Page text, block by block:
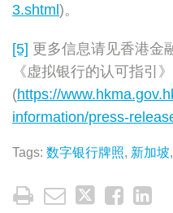
3.shtml)。
[5] 更多信息请见香港金
《虚拟银行的认可指引
(https://
information/press-
Tags: 数字银行牌照, 新加坡,